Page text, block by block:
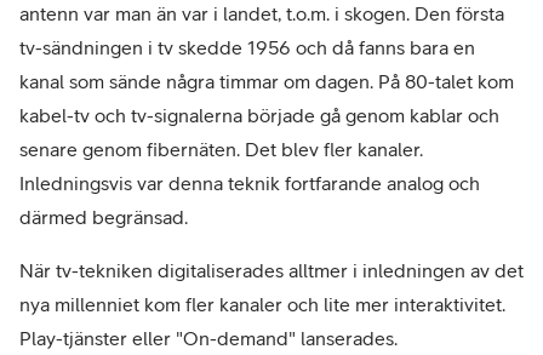
antenn var man än var i landet, t.o.m. i skogen. Den första
tv-sändningen i tv skedde 1956 och då fanns bara en
kanal som sände några timmar om dagen. På 80-talet kom
kabel-tv och tv-signalerna började gå genom kablar och
senare genom fibernäten. Det blev fler kanaler.
Inledningsvis var denna teknik fortfarande analog och
därmed begränsad.
När tv-tekniken digitaliserades alltmer i inledningen av det
nya millenniet kom fler kanaler och lite mer interaktivitet.
Play-tjänster eller "On-demand" lanserades.